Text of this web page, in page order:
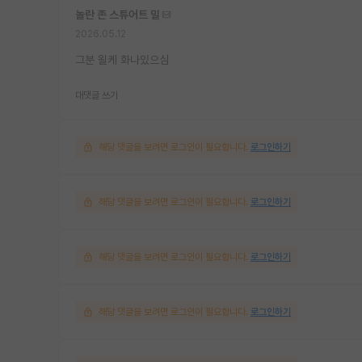
놀란 존 스튜어트 밀
그분 욀케 화나있으심
대댓글 쓰기
해당 댓글을 보려면 로그인이 필요합니다. 로그인하기
해당 댓글을 보려면 로그인이 필요합니다. 로그인하기
해당 댓글을 보려면 로그인이 필요합니다. 로그인하기
해당 댓글을 보려면 로그인이 필요합니다. 로그인하기